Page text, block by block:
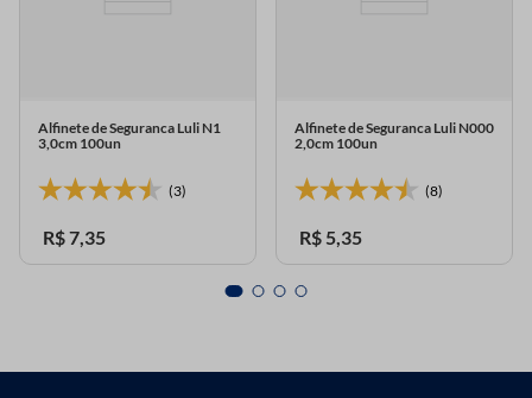
Alfinete de Seguranca Luli N1
3,0cm 100un
(3)
R$7,35
Alfinete de Seguranca Luli N000
2,0cm 100un
(8)
R$ 5,35